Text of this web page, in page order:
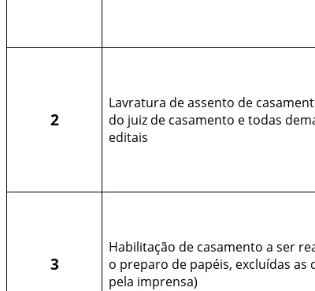
2
Lavratura de assento de
do juiz de casamento e todas
editais
3
Habilitação de casamento a ser
o preparo de papéis, excluídas as
pela imprensa)